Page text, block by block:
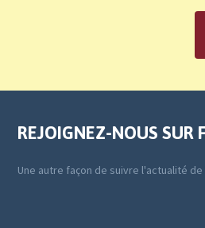
REJOIGNEZ-NOUS SUR
Une autre façon de suivre l'actualité